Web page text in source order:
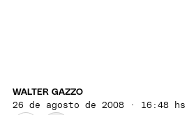
WALTER GAZZO
26 de agosto de 2008 · 16:48 hs